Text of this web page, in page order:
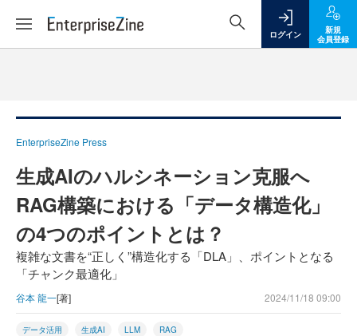
ログイン
新規
会員登録
EnterpriseZine Press
生成AIのハルシネーション克服へ
RAG構築における「データ構造化」
の4つのポイントとは？
複雑な文書を“正しく”構造化する「DLA」、ポイントとなる
「チャンク最適化」
谷本 龍一[著] 2024/11/18 09:00
データ活用 生成AI LLM RAG